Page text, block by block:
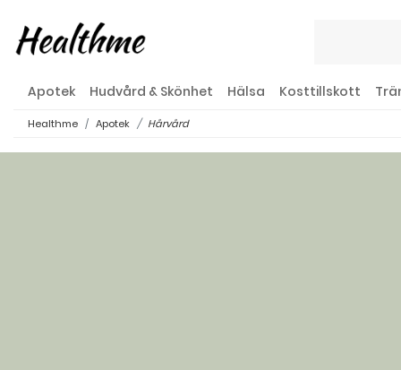
Apotek Hudvård & Skönhet Hälsa Kosttillskott
Healthme Apotek Hårvård